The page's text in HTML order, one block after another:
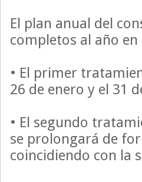
El plan anual del
completos al año
• El primer
26 de enero y el 31
• El segundo
se prolongará de
coincidiendo con la